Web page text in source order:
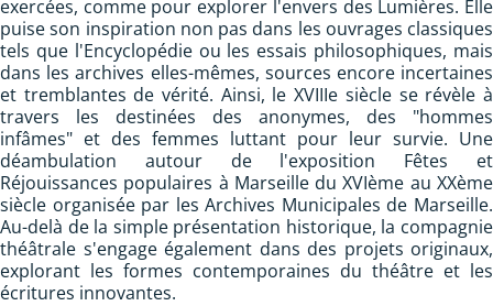
exercées, comme pour explorer l'envers des Lumières. Elle
puise son inspiration non pas dans les ouvrages classiques
tels que l'Encyclopédie ou les essais philosophiques, mais
dans les archives elles-mêmes, sources encore incertaines
et tremblantes de vérité. Ainsi, le XVIIIe siècle se révèle à
travers les destinées des anonymes, des "hommes
infâmes" et des femmes luttant pour leur survie. Une
déambulation autour de l'exposition Fêtes et
Réjouissances populaires à Marseille du XVIème au XXème
siècle organisée par les Archives Municipales de Marseille.
Au-delà de la simple présentation historique, la compagnie
théâtrale s'engage également dans des projets originaux,
explorant les formes contemporaines du théâtre et les
écritures innovantes.